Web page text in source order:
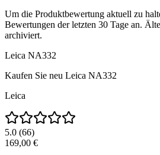
Um die Produktbewertung aktuell zu
Bewertungen der letzten 30 Tage an.
archiviert.
Leica NA332
Kaufen Sie neu Leica NA332
Leica
5.0 (66)
169,00 €